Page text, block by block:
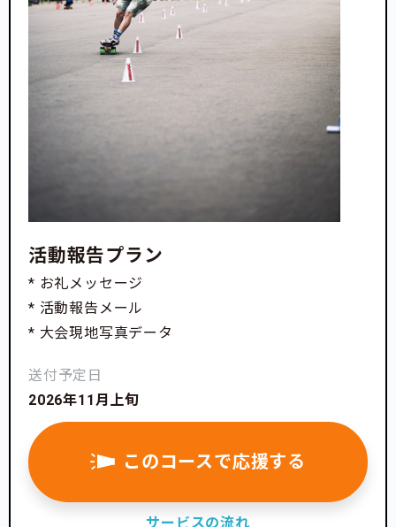
活動報告プラン
* お礼メッセージ
* 活動報告メール
* 大会現地写真データ
送付予定日
2026年11月上旬
このコースで応援する
サービスの流れ